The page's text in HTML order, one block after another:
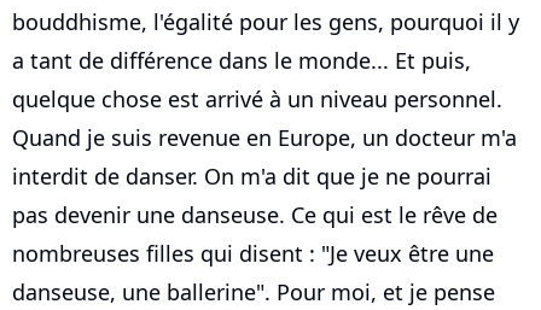
bouddhisme, l'égalité pour les gens, pourquoi il y
a tant de différence dans le monde... Et puis,
quelque chose est arrivé à un niveau personnel.
Quand je suis revenue en Europe, un docteur m'a
interdit de danser. On m'a dit que je ne pourrai
pas devenir une danseuse. Ce qui est le rêve de
nombreuses filles qui disent : "Je veux être une
danseuse, une ballerine". Pour moi, et je pense